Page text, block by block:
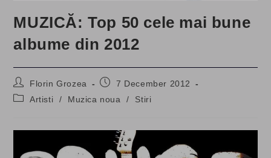
MUZICĂ: Top 50 cele mai bune
albume din 2012
Post
author:
Florin Grozea
Post7 December 2012
PostArtisti / Muzica noua / Stiri